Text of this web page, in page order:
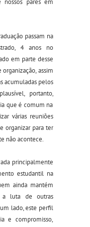
pares em
passam na
4 anos no
em parte desse
assim
acumuladas pelos
, portanto,
que é comum na
várias reuniões
organizar para ter
não acontece.
principalmente
estudantil na
ainda mantém
luta de outras
lado, este perfil
e compromisso,